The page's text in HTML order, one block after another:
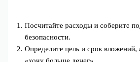
Посчитайте расходы и соберите
безопасности.
Определите цель и срок вложений,